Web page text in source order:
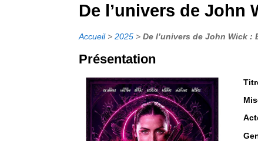
De l’univers de John
Accueil>2025 >De l’univers de John Wick :
Présentation